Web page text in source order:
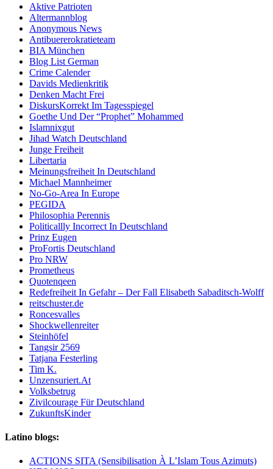
Aktive Patrioten
Altermannblog
Anonymous News
Antibuererokratieteam
BIA München
Blog List German
Crime Calender
Davids Medienkritik
Denken Macht Frei
DiskursKorrekt Im Tagesspiegel
Goethe Und Der “Prophet” Mohammed
Islamnixgut
Jihad Watch Deutschland
Junge Freiheit
Libertaria
Meinungsfreiheit In Deutschland
Michael Mannheimer
No-Go-Area In Europe
PEGIDA
Philosophia Perennis
Politicallly Incorrect In Deutschland
Prinz Eugen
ProFortis Deutschland
Pro NRW
Prometheus
Quotenqeen
Redefreiheit In Gefahr – Der Fall Elisabeth Sabaditsch-Wolff
reitschuster.de
Roncesvalles
Shockwellenreiter
Steinhöfel
Tangsir 2569
Tatjana Festerling
Tim K.
Unzensuriert.At
Volksbetrug
Zivilcourage Für Deutschland
ZukunftsKinder
Latino blogs:
ACTIONS SITA (Sensibilisation À L’Islam Tous Azimuts)